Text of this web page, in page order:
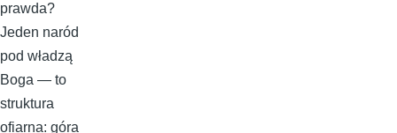
prawda?
Jeden naród
pod władzą
Boga — to
struktura
ofiarna: góra